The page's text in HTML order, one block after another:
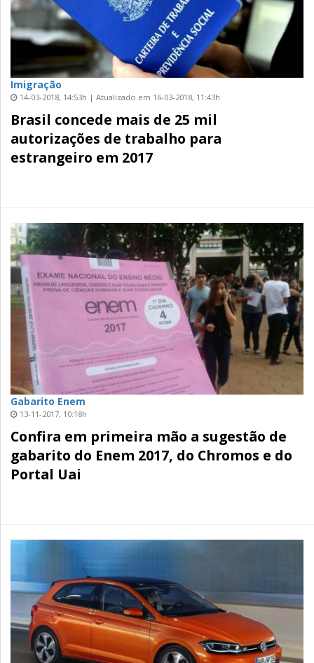
Imigração
14-03-2018, 14:53h | Atualizado em 16-03-2018, 11:43h
Brasil concede mais de 25 mil
autorizações de trabalho para
estrangeiro em 2017
Gabarito Enem
13-11-2017, 10:18h
Confira em primeira mão a sugestão de
gabarito do Enem 2017, do Chromos e do
Portal Uai